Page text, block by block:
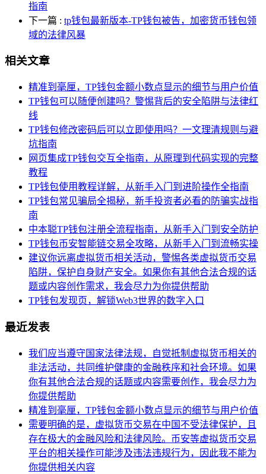
指南
下一篇 : tp钱包最新版本-TP钱包被告，加密货币钱包领
域的法律风暴
相关文章
精准到毫厘，TP钱包金额小数点显示的细节与用户价值
TP钱包可以随便创建吗？警惕背后的安全陷阱与法律红
线
TP钱包修改密码后可以立即使用吗？一文理清规则与避
坑指南
网页集成TP钱包交互全指南，从原理到代码实现的完整
教程
TP钱包使用教程详解，从新手入门到进阶操作全指南
TP钱包常见骗局全揭秘，新手投资者必看的防骗实战指
南
中本聪TP钱包注册全流程指南，从新手入门到安全防护
TP钱包币安智能链交易全攻略，从新手入门到流畅实操
建议你远离虚拟货币相关活动，警惕各类虚拟货币交易
陷阱，保护自身财产安全。如果你有其他合法合规的话
题或内容创作需求，我会尽力为你提供帮助
TP钱包发现页，解锁Web3世界的数字入口
最近发表
我们应当遵守国家法律法规，自觉抵制虚拟货币相关的
非法活动，共同维护健康的金融秩序和社会环境。如果
你有其他合法合规的话题或内容需要创作，我会尽力为
你提供帮助
精准到毫厘，TP钱包金额小数点显示的细节与用户价值
需要明确的是，虚拟货币交易在中国不受法律保护，且
存在极大的金融风险和法律风险。币安等虚拟货币交易
平台的相关操作可能涉及违法违规行为，因此我不能为
你提供相关内容